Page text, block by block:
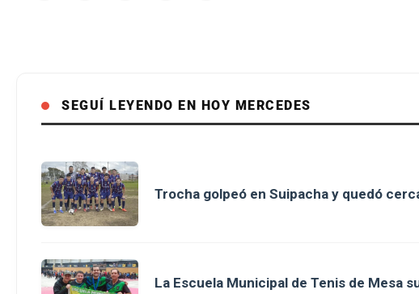
SEGUÍ LEYENDO EN HOY MERCEDES
Trocha golpeó en Suipacha y quedó
La Escuela Municipal de Tenis de Mesa